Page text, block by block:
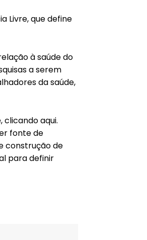
Livre, que define
à saúde do
a serem
da saúde,
clicando aqui.
fonte de
construção de
para definir